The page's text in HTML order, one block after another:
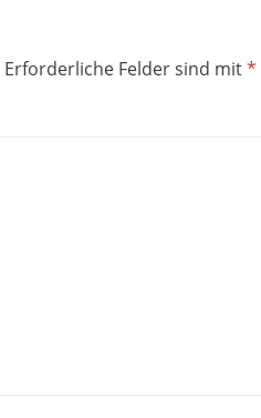
Erforderliche Felder sind mit*